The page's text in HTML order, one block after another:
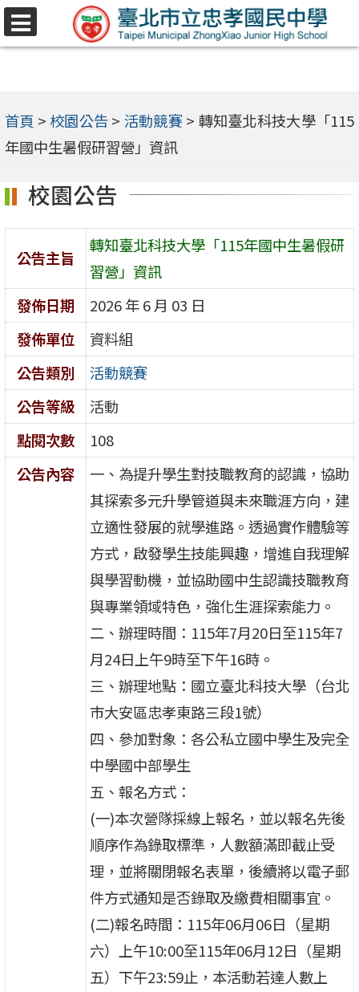
跳
至
內
容
選
首頁 > 校園公告> 活動競賽 > 轉知臺北科技大學「115
年國中生暑假研習營」資訊
校園公告
公告主旨
轉知臺北科技大學「115年國中生暑假研
習營」資訊
發佈日期
2026 年 6 月 03 日
發佈單位
資料組
公告類別
活動競賽
公告等級
活動
點閱次數
108
公告內容
一、為提升學生對技職教育的認識，協助
其探索多元升學管道與未來職涯方向，建
立適性發展的就學進路。透過實作體驗等
方式，啟發學生技能興趣，增進自我理解
與學習動機，並協助國中生認識技職教育
與專業領域特色，強化生涯探索能力。
二、辦理時間：115年7月20日至115年7
月24日上午9時至下午16時。
三、辦理地點：國立臺北科技大學（台北
市大安區忠孝東路三段1號）
四、參加對象：各公私立國中學生及完全
中學國中部學生
五、報名方式：
(一)本次營隊採線上報名，並以報名先後
順序作為錄取標準，人數額滿即截止受
理，並將關閉報名表單，後續將以電子郵
件方式通知是否錄取及繳費相關事宜。
(二)報名時間：115年06月06日（星期
六）上午10:00至115年06月12日（星期
五）下午23:59止，本活動若達人數上